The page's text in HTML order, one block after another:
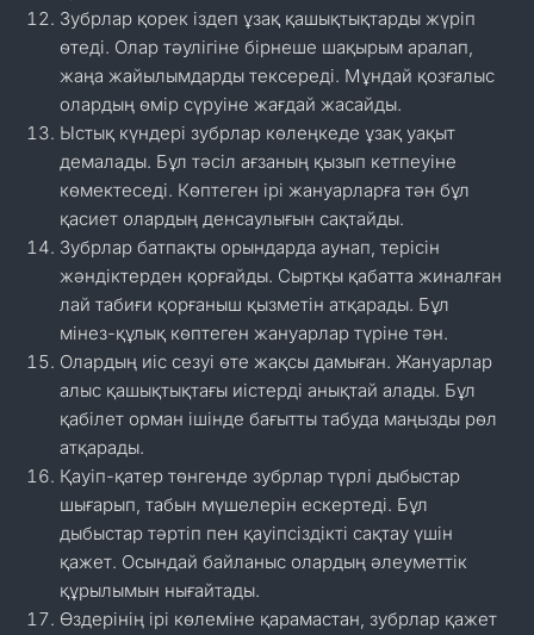
Зубрлар қорек іздеп ұзақ қашықтықтарды жүріп
өтеді. Олар тәулігіне бірнеше шақырым аралап,
жаңа жайылымдарды тексереді. Мұндай қозғалыс
олардың өмір сүруіне жағдай жасайды.
Ыстық күндері зубрлар көлеңкеде ұзақ уақыт
демалады. Бұл тәсіл ағзаның қызып кетпеуіне
көмектеседі. Көптеген ірі жануарларға тән бұл
қасиет олардың денсаулығын сақтайды.
Зубрлар батпақты орындарда аунап, терісін
жәндіктерден қорғайды. Сыртқы қабатта жиналған
лай табиғи қорғаныш қызметін атқарады. Бұл
мінез-құлық көптеген жануарлар түріне тән.
Олардың иіс сезуі өте жақсы дамыған. Жануарлар
алыс қашықтықтағы иістерді анықтай алады. Бұл
қабілет орман ішінде бағытты табуда маңызды рөл
атқарады.
Қауіп-қатер төнгенде зубрлар түрлі дыбыстар
шығарып, табын мүшелерін ескертеді. Бұл
дыбыстар тәртіп пен қауіпсіздікті сақтау үшін
қажет. Осындай байланыс олардың әлеуметтік
құрылымын нығайтады.
Өздерінің ірі көлеміне қарамастан, зубрлар қажет